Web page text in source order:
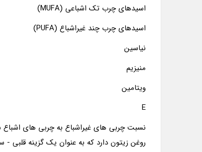
اسیدهای چرب تک اشباعی (MUFA)
اسیدهای چرب چند غیراشباع (PUFA)
نیاسین
منیزیم
ویتامین
E
نسبت چربی های غیراشباع به چربی های
روغن زیتون دارد که به عنوان یک گزینه قلبی -